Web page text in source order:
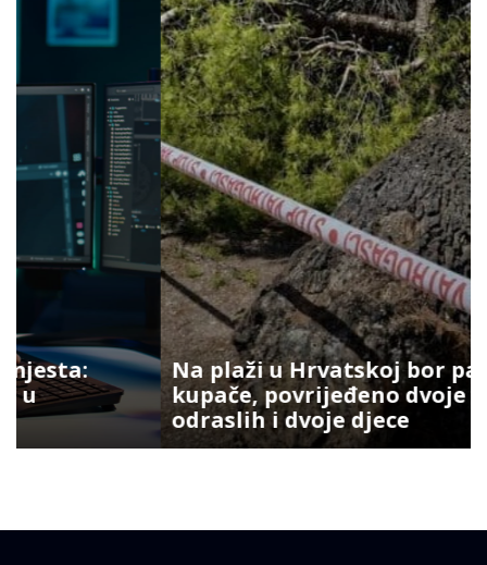
Na plaži u Hrvatskoj bor pao na
kupače, povrijeđeno dvoje
odraslih i dvoje djece